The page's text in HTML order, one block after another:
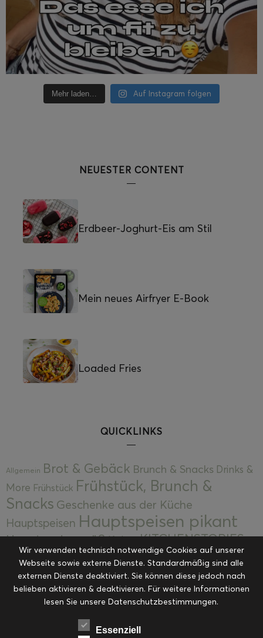
Mehr laden… Auf Instagram folgen
NEUESTER CONTENT
Erdbeer-Joghurt-Eis am Stil
Mein neues Airfryer E-Book
Loaded Fries
QUICKLINKS
Allgemein Brot & Gebäck Brunch & Snacks Drinks &
More Frühstück Frühstück, Brunch &
Snacks Geschenke aus der Küche
Hauptspeisen Hauptspeisen pikant
Hauptspeisen süßKekseKITCHENSTORIES
Kuchen, Torten & Desserts Kuchen und
Desserts Kulinarik Kulinarische Mitbringsel &
Eingemachtes Ohne Kategorie Ostern Resteküche
RezepteSaisonalSliderStartseite
Suppen, Salate & Vorspeisen
Wir verwenden technisch notwendige Cookies auf unserer
Webseite sowie externe Dienste. Standardmäßig sind alle
externen Dienste deaktiviert. Sie können diese jedoch nach
belieben aktivieren & deaktivieren. Für weitere Informationen
lesen Sie unsere Datenschutzbestimmungen.
Essenziell